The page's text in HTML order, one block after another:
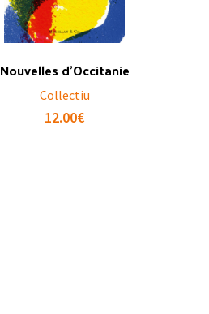
Nouvelles d’Occitanie
Collectiu
12.00€